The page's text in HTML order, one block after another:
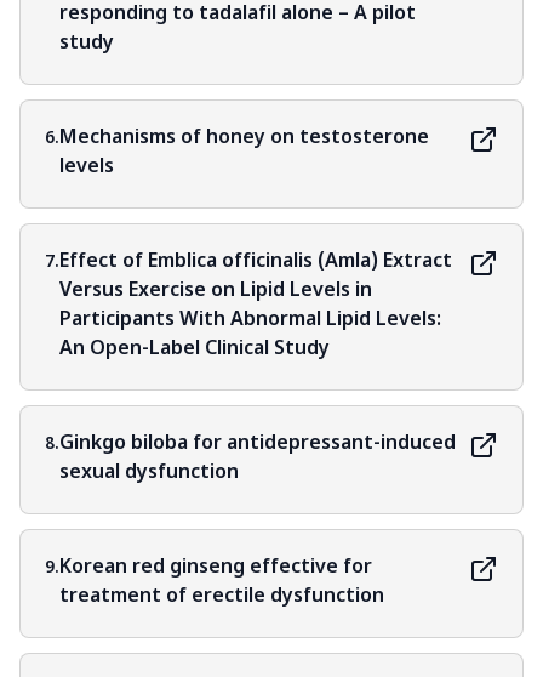
responding to tadalafil alone – A pilot
study
6.Mechanisms of honey on testosterone
levels
7.Effect of Emblica officinalis (Amla) Extract
Versus Exercise on Lipid Levels in
Participants With Abnormal Lipid Levels:
An Open-Label Clinical Study
8.Ginkgo biloba for antidepressant-induced
sexual dysfunction
9.Korean red ginseng effective for
treatment of erectile dysfunction